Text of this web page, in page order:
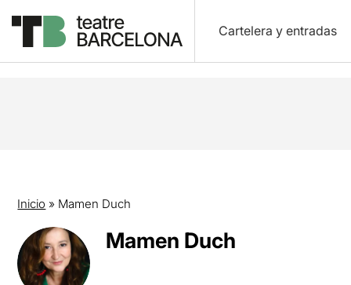
Cartelera y entradas
Inicio » Mamen Duch
Mamen Duch